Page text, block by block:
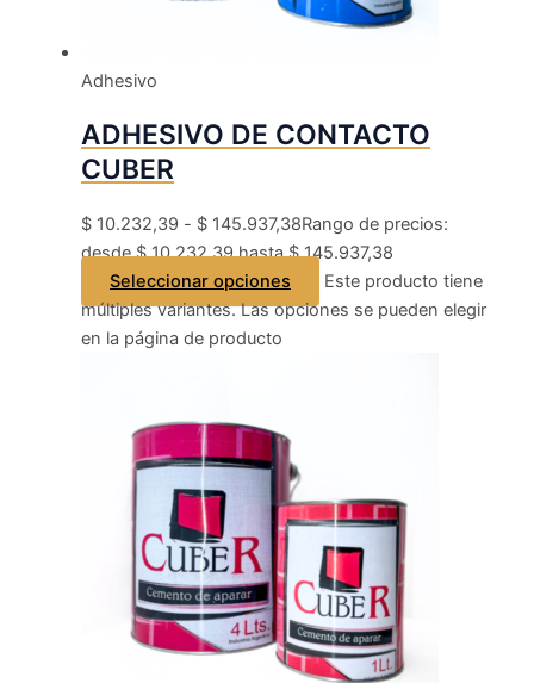
Adhesivo
ADHESIVO DE CONTACTO
CUBER
$ 10.232,39 - $ 145.937,38Rango de precios:
desde $ 10.232,39 hasta $ 145.937,38
Seleccionar opciones
Este producto tiene
múltiples variantes. Las opciones se pueden elegir
en la página de producto